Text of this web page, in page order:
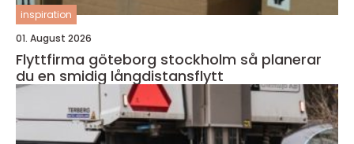
inspiration
01. August 2026
Flyttfirma göteborg stockholm så planerar
du en smidig långdistansflytt